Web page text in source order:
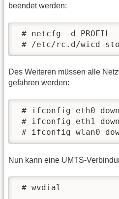
beendet werden:
# netcfg -d PROFIL
# /etc/rc.d/wicd
Des Weiteren müssen alle
gefahren werden:
# ifconfig eth0 down
# ifconfig eth1 down
# ifconfig wlan0
Nun kann eine UMTS-
# wvdial